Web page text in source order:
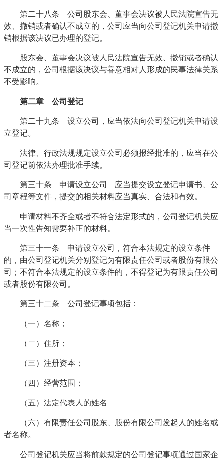
第二十八条 公司股东会、董事会决议被人民法院宣告无
效、撤销或者确认不成立的，公司应当向公司登记机关申请撤
销根据该决议已办理的登记。
股东会、董事会决议被人民法院宣告无效、撤销或者确认
不成立的，公司根据该决议与善意相对人形成的民事法律关系
不受影响。
第二章 公司登记
第二十九条 设立公司，应当依法向公司登记机关申请设
立登记。
法律、行政法规规定设立公司必须报经批准的，应当在公
司登记前依法办理批准手续。
第三十条 申请设立公司，应当提交设立登记申请书、公
司章程等文件，提交的相关材料应当真实、合法和有效。
申请材料不齐全或者不符合法定形式的，公司登记机关应
当一次性告知需要补正的材料。
第三十一条 申请设立公司，符合本法规定的设立条件
的，由公司登记机关分别登记为有限责任公司或者股份有限公
司；不符合本法规定的设立条件的，不得登记为有限责任公司
或者股份有限公司。
第三十二条 公司登记事项包括：
（一）名称；
（二）住所；
（三）注册资本；
（四）经营范围；
（五）法定代表人的姓名；
（六）有限责任公司股东、股份有限公司发起人的姓名或
者名称。
公司登记机关应当将前款规定的公司登记事项通过国家企